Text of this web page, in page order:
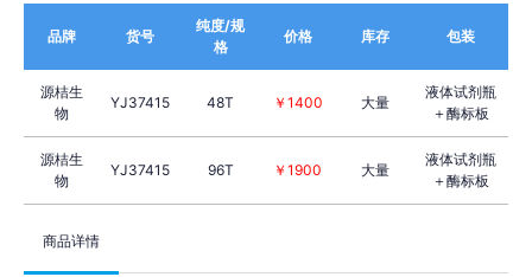
品牌 货号
纯度/规
格
价格 库存 包装
源桔生
物
YJ37415 48T ￥1400 大量
液体试剂瓶
＋酶标板
源桔生
物
YJ37415 96T ￥1900 大量
液体试剂瓶
＋酶标板
商品详情